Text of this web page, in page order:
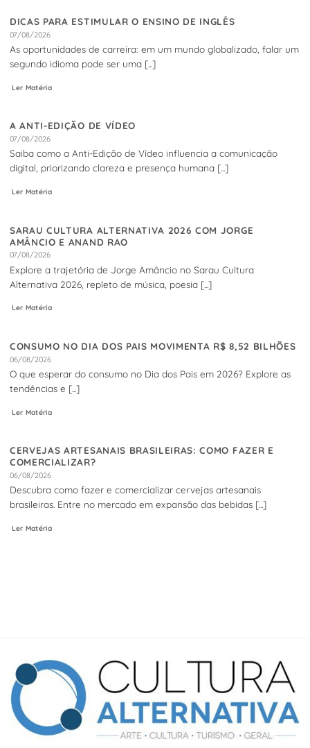
DICAS PARA ESTIMULAR O ENSINO DE INGLÊS
07/08/2026
As oportunidades de carreira: em um mundo globalizado, falar um
segundo idioma pode ser uma [...]
Ler Matéria
A ANTI-EDIÇÃO DE VÍDEO
07/08/2026
Saiba como a Anti-Edição de Vídeo influencia a comunicação
digital, priorizando clareza e presença humana [...]
Ler Matéria
SARAU CULTURA ALTERNATIVA 2026 COM JORGE
AMÂNCIO E ANAND RAO
07/08/2026
Explore a trajetória de Jorge Amâncio no Sarau Cultura
Alternativa 2026, repleto de música, poesia [...]
Ler Matéria
CONSUMO NO DIA DOS PAIS MOVIMENTA R$ 8,52 BILHÕES
06/08/2026
O que esperar do consumo no Dia dos Pais em 2026? Explore as
tendências e [...]
Ler Matéria
CERVEJAS ARTESANAIS BRASILEIRAS: COMO FAZER E
COMERCIALIZAR?
06/08/2026
Descubra como fazer e comercializar cervejas artesanais
brasileiras. Entre no mercado em expansão das bebidas [...]
Ler Matéria